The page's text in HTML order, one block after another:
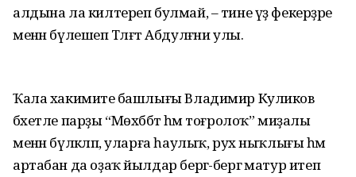
алдына ла килтереп булмай, – тине үҙ фекерҙәре
менән бүлешеп Тәлғәт Абдулғәни улы.
Ҡала хакимиәте башлығы Владимир Куликов
бәхетле парҙы “Мөхәббәт һәм тоғролоҡ” миҙалы
менән бүләкләп, уларға һаулыҡ, рух ныҡлығы һәм
артабан да оҙаҡ йылдар бергә-бергә матур итеп